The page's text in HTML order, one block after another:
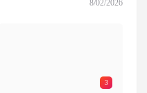
8/02/2026
3